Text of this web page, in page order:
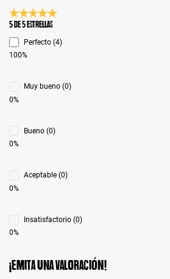
Calificación promedio de 5 de 5 estrellas
5 de 5 Estrellas
Perfecto (4)
100%
Muy bueno (0)
0%
Bueno (0)
0%
Aceptable (0)
0%
Insatisfactorio (0)
0%
¡Emita una valoración!